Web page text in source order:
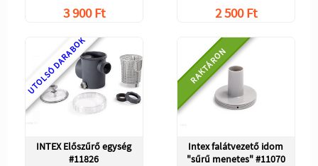
3 900 Ft 2 500 Ft
UTOLSÓ DARABOK
INTEX Előszűrő egység
#11826
RAKTÁRON
Intex falátvezető idom
"sűrű menetes" #11070